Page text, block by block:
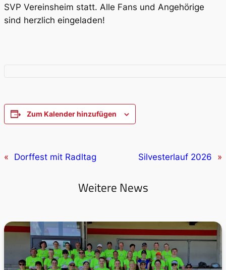
SVP Vereinsheim statt. Alle Fans und Angehörige
sind herzlich eingeladen!
Zum Kalender hinzufügen
« Dorffest mit Radltag Silvesterlauf 2026 »
Weitere News